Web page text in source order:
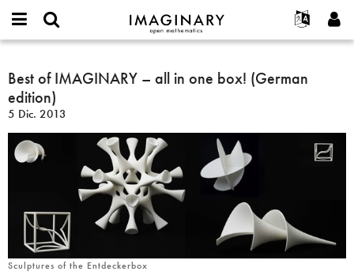
IMAGINARY
open
Français
Español
Türkçe
Programas
Películas
Textos
Exposiciones
Más...
Proyectos
or
username
*
Contraseña
*
Crear nueva cuenta
Solicitar una nueva contraseña
Buscar
Best
of
IMAGINARY
–
all
in
(German
edition)
Best of IMAGINARY – all in one box! (German
edition)
5 Dic. 2013
Sculptures of the Entdeckerbox